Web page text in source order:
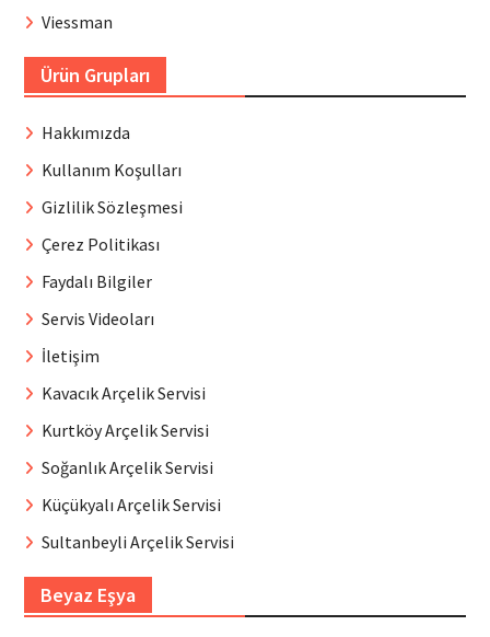
Viessman
Ürün Grupları
Hakkımızda
Kullanım Koşulları
Gizlilik Sözleşmesi
Çerez Politikası
Faydalı Bilgiler
Servis Videoları
İletişim
Kavacık Arçelik Servisi
Kurtköy Arçelik Servisi
Soğanlık Arçelik Servisi
Küçükyalı Arçelik Servisi
Sultanbeyli Arçelik Servisi
Beyaz Eşya